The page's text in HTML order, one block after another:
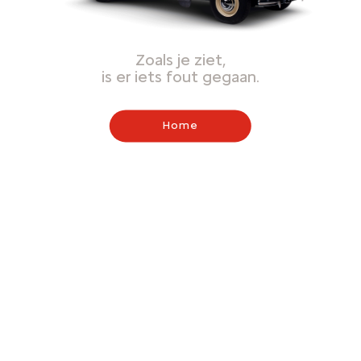
Zoals je ziet,
is er iets fout gegaan.
Home